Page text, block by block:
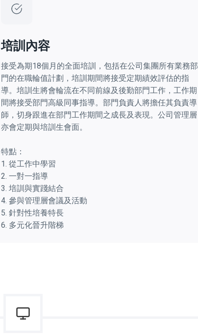
培訓內容
接受為期18個月的全面培訓，包括在公司集團所有業務部
門的在職輪值計劃，培訓期間將接受定期績效評估的指
導。培訓生將會輪流在不同前線及後勤部門工作，工作期
間將接受部門高級同事指導。部門負責人將擔任其負責導
師，切身跟進在部門工作期間之成長及表現。公司管理層
亦會定期與培訓生會面。
特點：
1. 從工作中學習
2. 一對一指導
3. 培訓與實踐結合
4. 參與管理層會議及活動
5. 針對性培養特長
6. 多元化晉升階梯